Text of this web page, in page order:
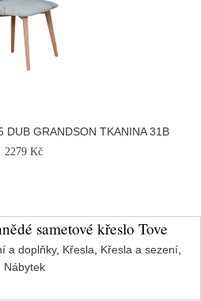
DUB GRANDSON TKANINA 31B
2279 Kč
sametové křeslo Tove
a doplňky, Křesla Křesla a sezení,
Nábytek